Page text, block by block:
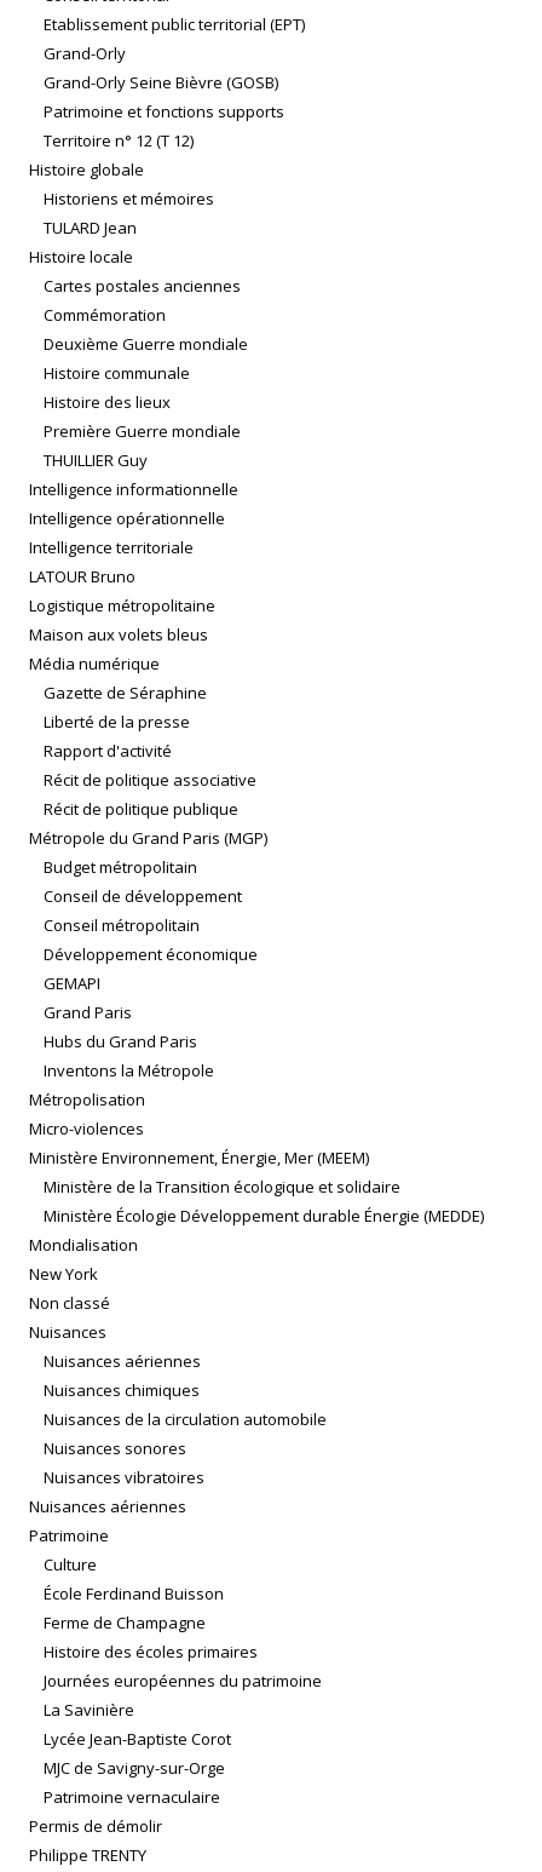
Etablissement public territorial (EPT)
Grand-Orly
Grand-Orly Seine Bièvre (GOSB)
Patrimoine et fonctions supports
Territoire n° 12 (T 12)
Histoire globale
Historiens et mémoires
TULARD Jean
Histoire locale
Cartes postales anciennes
Commémoration
Deuxième Guerre mondiale
Histoire communale
Histoire des lieux
Première Guerre mondiale
THUILLIER Guy
Intelligence informationnelle
Intelligence opérationnelle
Intelligence territoriale
LATOUR Bruno
Logistique métropolitaine
Maison aux volets bleus
Média numérique
Gazette de Séraphine
Liberté de la presse
Rapport d'activité
Récit de politique associative
Récit de politique publique
Métropole du Grand Paris (MGP)
Budget métropolitain
Conseil de développement
Conseil métropolitain
Développement économique
GEMAPI
Grand Paris
Hubs du Grand Paris
Inventons la Métropole
Métropolisation
Micro-violences
Ministère Environnement, Énergie, Mer (MEEM)
Ministère de la Transition écologique et solidaire
Ministère Écologie Développement durable Énergie (MEDDE)
Mondialisation
New York
Non classé
Nuisances
Nuisances aériennes
Nuisances chimiques
Nuisances de la circulation automobile
Nuisances sonores
Nuisances vibratoires
Nuisances aériennes
Patrimoine
Culture
École Ferdinand Buisson
Ferme de Champagne
Histoire des écoles primaires
Journées européennes du patrimoine
La Savinière
Lycée Jean-Baptiste Corot
MJC de Savigny-sur-Orge
Patrimoine vernaculaire
Permis de démolir
Philippe TRENTY